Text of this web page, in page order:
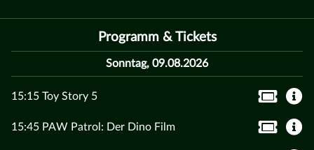
Programm & Tickets
Sonntag, 09.08.2026
15:15 Toy Story 5
15:45 PAW Patrol: Der Dino Film